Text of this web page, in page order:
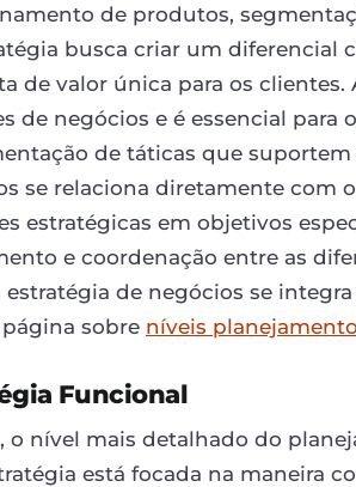
de produtos,
busca criar um diferencial
de valor única para os
de negócios e é essencial para
de táticas que
se relaciona diretamente com
estratégicas em objetivos
e coordenação entre as
estratégia de negócios se
sobre níveis
Funcional
o nível mais detalhado do
está focada na maneira